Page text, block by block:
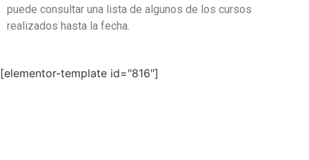
puede consultar una lista de algunos de los cursos
realizados hasta la fecha.
[elementor-template id="816"]